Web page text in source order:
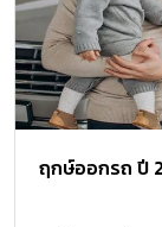
สบายกระเป๋า ลด
ตรวจสุขภาพเบื้อง
รายการ ไม่ว่าจะเ
สายตาด้วยเครื่อง
ร่างกาย (Body
ฤกษ์ออกรถ ปี